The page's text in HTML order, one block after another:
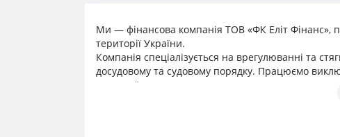
Ми — фінансова компанія ТОВ «ФК Еліт Фінанс»,
території України.
Компанія спеціалізується на врегулюванні та
досудовому та судовому порядку. Працюємо
взаємної поваги.
Співробітники — наш головний актив. Саме